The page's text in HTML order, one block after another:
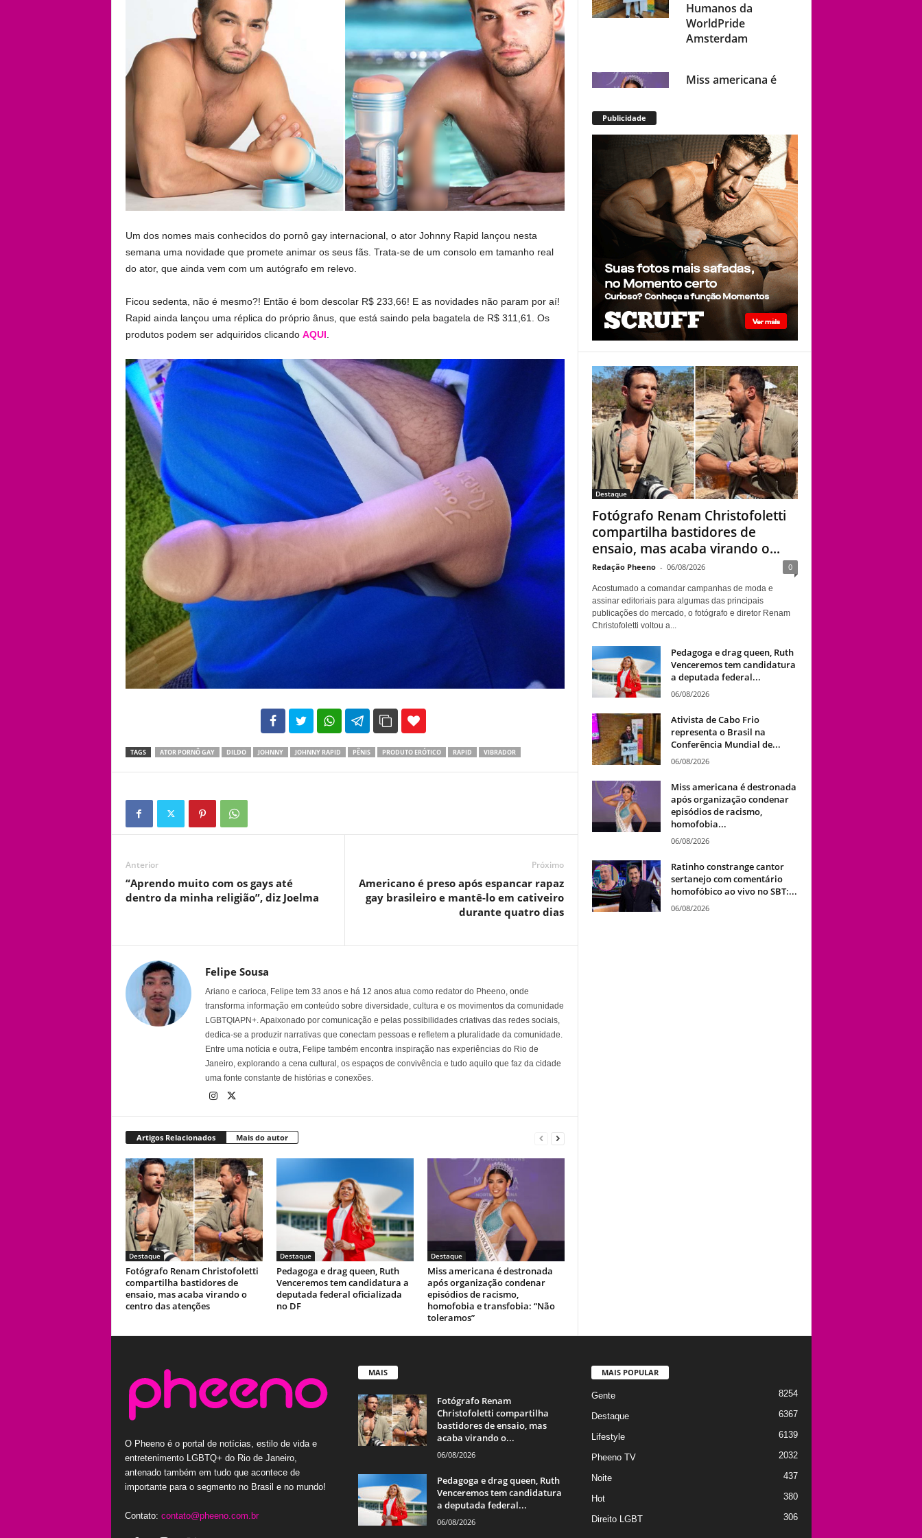
Um dos nomes mais conhecidos do pornô gay internacional, o ator Johnny Rapid lançou nesta
semana uma novidade que promete animar os seus fãs. Trata-se de um consolo em tamanho real
do ator, que ainda vem com um autógrafo em relevo.
Ficou sedenta, não é mesmo?! Então é bom descolar R$ 233,66! E as novidades não param por aí!
Rapid ainda lançou uma réplica do próprio ânus, que está saindo pela bagatela de R$ 311,61. Os
produtos podem ser adquiridos clicando AQUI.
102 35
TAGS ATOR PORNÔ GAY DILDO JOHNNY JOHNNY RAPID PÊNIS PRODUTO ERÓTICO RAPID VIBRADOR
Anterior
“Aprendo muito com os gays até
dentro da minha religião”, diz Joelma
Próximo
Americano é preso após espancar rapaz
gay brasileiro e mantê-lo em cativeiro
durante quatro dias
Felipe Sousa
Ariano e carioca, Felipe tem 33 anos e há 12 anos atua como redator do Pheeno, onde
transforma informação em conteúdo sobre diversidade, cultura e os movimentos da comunidade
LGBTQIAPN+. Apaixonado por comunicação e pelas possibilidades criativas das redes sociais,
dedica-se a produzir narrativas que conectam pessoas e refletem a pluralidade da comunidade.
Entre uma notícia e outra, Felipe também encontra inspiração nas experiências do Rio de
Janeiro, explorando a cena cultural, os espaços de convivência e tudo aquilo que faz da cidade
uma fonte constante de histórias e conexões.
Artigos Relacionados Mais do autor
Destaque
Fotógrafo Renam Christofoletti
compartilha bastidores de
ensaio, mas acaba virando o
centro das atenções
Destaque
Pedagoga e drag queen, Ruth
Venceremos tem candidatura a
deputada federal oficializada
no DF
Destaque
Miss americana é destronada
após organização condenar
episódios de racismo,
homofobia e transfobia: “Não
toleramos”
Humanos da
WorldPride
Amsterdam
Miss americana é
de racismo,
homofobia e
transfobia: “Não
toleramos”
Ratinho constrange
cantor sertanejo
com comentário
homofóbico ao vivo
no SBT: “Você está
com uma cara de
viado”
Christofoletti
compartilha
bastidores de ensaio,
mas acaba virando o
centro das atenções
Publicidade
Destaque
Fotógrafo Renam Christofoletti
compartilha bastidores de
ensaio, mas acaba virando o...
Redação Pheeno - 06/08/2026 0
Acostumado a comandar campanhas de moda e
assinar editoriais para algumas das principais
publicações do mercado, o fotógrafo e diretor Renam
Christofoletti voltou a...
Pedagoga e drag queen, Ruth
Venceremos tem candidatura
a deputada federal...
06/08/2026
Ativista de Cabo Frio
representa o Brasil na
Conferência Mundial de...
06/08/2026
Miss americana é destronada
após organização condenar
episódios de racismo,
homofobia...
06/08/2026
Ratinho constrange cantor
sertanejo com comentário
homofóbico ao vivo no SBT:...
06/08/2026
O Pheeno é o portal de notícias, estilo de vida e
entretenimento LGBTQ+ do Rio de Janeiro,
antenado também em tudo que acontece de
importante para o segmento no Brasil e no mundo!
Contato: contato@pheeno.com.br
MAIS
Fotógrafo Renam
Christofoletti compartilha
bastidores de ensaio, mas
acaba virando o...
06/08/2026
Pedagoga e drag queen, Ruth
Venceremos tem candidatura
a deputada federal...
06/08/2026
MAIS POPULAR
Gente 8254
Destaque 6367
Lifestyle 6139
Pheeno TV 2032
Noite 437
Hot 380
Direito LGBT 306